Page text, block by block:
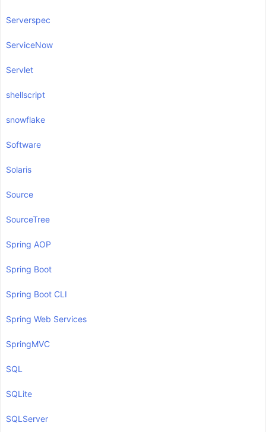
Serverspec
ServiceNow
Servlet
shellscript
snowflake
Software
Solaris
Source
SourceTree
Spring AOP
Spring Boot
Spring Boot CLI
Spring Web Services
SpringMVC
SQL
SQLite
SQLServer